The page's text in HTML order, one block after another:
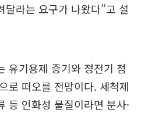
달라는 요구가 나왔다”고 설
유기용제 증기와 정전기 점
로 떠오를 전망이다. 세척제
등 인화성 물질이라면 분사·